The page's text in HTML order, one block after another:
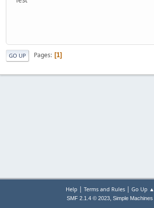
GO UP Pages 1
Help | Terms and Rules| Go Up ▲
SMF 2.1.4 © 2023, Simple Machines